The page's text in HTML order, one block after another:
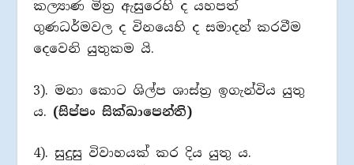
කල්‍යාණ මිත්‍ර ඇසුරෙහි ද යහපත්
ගුණධර්මවල ද විනයෙහි ද සමාදන් කරවීම
දෙවෙනි යුතුකම යි.
3). මනා කොට ශිල්ප ශාස්ත්‍ර ඉගැන්විය යුතු
ය. (සිප්පං සික්ඛාපෙන්ති)
4). සුදුසු විවාහයක් කර දිය යුතු ය.